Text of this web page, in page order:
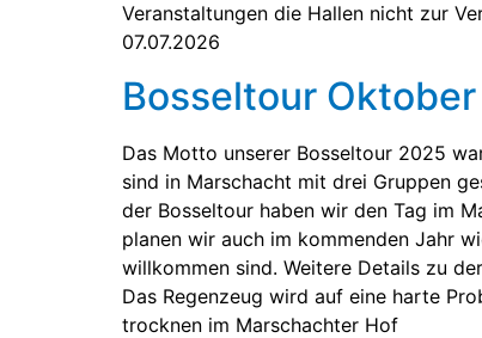
Veranstaltungen die Hallen nicht
07.07.2026
Bosseltour
Das Motto unserer Bosseltour 2025
sind in Marschacht mit drei Gruppen
der Bosseltour haben wir den Tag im
planen wir auch im kommenden Jahr
willkommen sind. Weitere Details zu
Das Regenzeug wird auf eine harte
trocknen im Marschachter Hof